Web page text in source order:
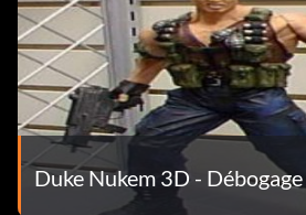
Duke Nukem 3D -